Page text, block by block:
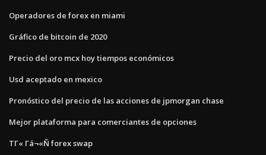
Operadores de forex en miami
Gráfico de bitcoin de 2020
Precio del oro mcx hoy tiempos económicos
Usd aceptado en mexico
Pronóstico del precio de las acciones de jpmorgan chase
Mejor plataforma para comerciantes de opciones
ΤΓ« Γá¬«Ñ forex swap